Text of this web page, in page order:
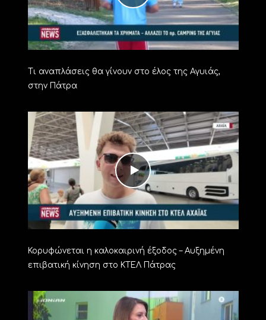
Τι αναπλάσεις θα γίνουν στο έλος της Αγυιάς,
στην Πάτρα
Κορυφώνεται η καλοκαιρινή έξοδος – Αυξημένη
επιβατική κίνηση στο ΚΤΕΛ Πάτρας